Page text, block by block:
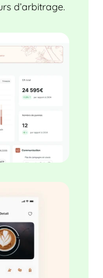
d’arbitrage.